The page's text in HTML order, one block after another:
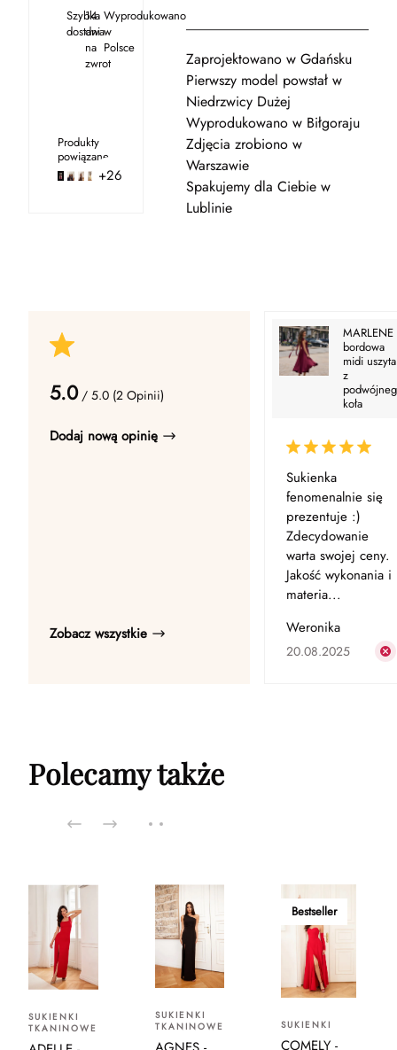
Szybka
dostawa
14
dni
na
zwrot
Wyprodukowano
w
Polsce
Produkty
powiązane
+26
Zaprojektowano w Gdańsku
Pierwszy model powstał w
Niedrzwicy Dużej
Wyprodukowano w Biłgoraju
Zdjęcia zrobiono w
Warszawie
Spakujemy dla Ciebie w
Lublinie
5.0/ 5.0 (2 Opinii)
Dodaj nową opinię
Zobacz wszystkie
MARLENE
bordowa
midi uszyta
z
koła
Sukienka
fenomenalnie się
prezentuje :)
Zdecydowanie
warta swojej ceny.
Jakość wykonania i
materia...
Weronika
20.08.2025
Polecamy także
SUKIENKI
TKANINOWE
SUKIENKI
TKANINOWE
Bestseller
SUKIENKI
COMELY -